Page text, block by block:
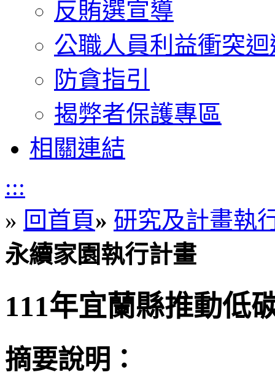
反賄選宣導
公職人員利益衝突
防貪指引
揭弊者保護專區
相關連結
:::
» 回首頁» 研究及計畫執
永續家園執行計畫
111年宜蘭縣推動低
摘要說明：